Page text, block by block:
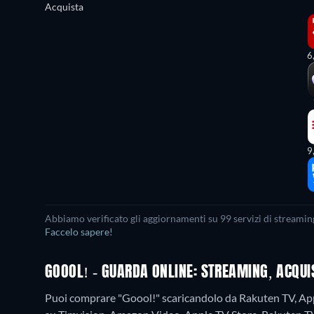
Acquista
Abbiamo verificato gli aggiornamenti su 99 servizi di
Faccelo sapere!
GOOOL! - GUARDA ONLINE: STREAMING,
Puoi comprare "Goool!" scaricandolo da Rakuten TV,